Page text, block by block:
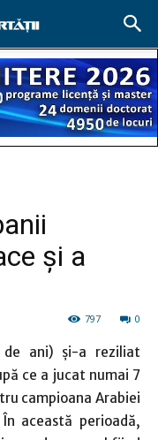
şi a
0
797
de ani) și-a reziliat
ce a jucat numai 7
campioana Arabiei
această perioadă,